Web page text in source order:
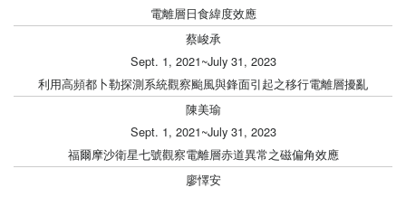
電離層日食緯度效應
蔡峻承
Sept. 1, 2021~July 31, 2023
利用高頻都卜勒探測系統觀察颱風與鋒面引起之移行電離層擾亂
陳美瑜
Sept. 1, 2021~July 31, 2023
福爾摩沙衛星七號觀察電離層赤道異常之磁偏角效應
廖懌安